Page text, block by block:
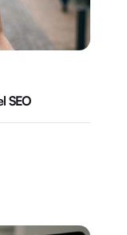
SEO